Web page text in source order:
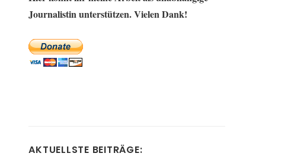
Journalistin unterstützen. Vielen Dank!
AKTUELLSTE BEITRÄGE: